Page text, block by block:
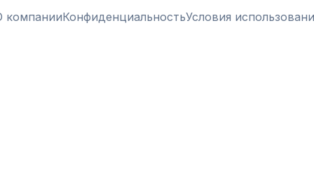
компанииКонфиденциальностьУсловия